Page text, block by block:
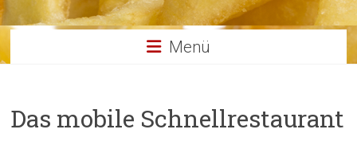
Menü
Das mobile Schnellrestaurant